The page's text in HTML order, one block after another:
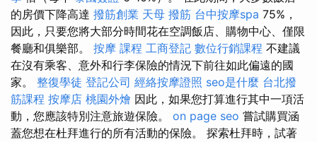
的房價下降高達 撥筋創業 天母 撥筋 台中按摩spa 75%，
因此，只要您將大部分時間花在空調飯店、購物中心、僅限
餐廳和俱樂部。 按摩 課程 工商登記 數位行銷課程 不建議
在沒有乘客、意外和行李保險的情況下前往如此偏遠的國
家。 整復學徒 登記公司 經絡按摩證照 seo是什麼 台北撥
筋課程 按摩店 桃園外燴 因此，如果您打算進行其中一項活
動，您應該特別注意旅遊保險。 on page seo 嘗試購買涵
蓋您想在杜拜進行的所有活動的保險。 探索杜拜時，試著